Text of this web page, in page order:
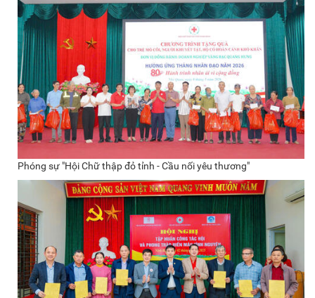
Phóng sự "Hội Chữ thập đỏ tỉnh - Cầu nối yêu thương"